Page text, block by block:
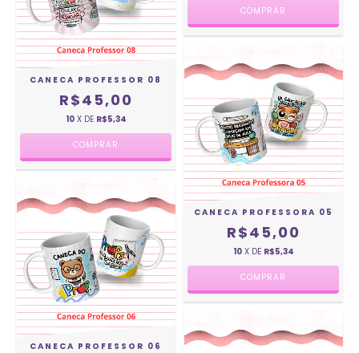
CANECA PROFESSOR 08
R$45,00
10 X DE R$5,34
CANECA PROFESSOR 06
CANECA PROFESSORA 05
R$45,00
10 X DE R$5,34